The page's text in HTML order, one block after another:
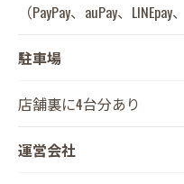
（PayPay、auPay、
駐車場
店舗裏に4台分あり
運営会社